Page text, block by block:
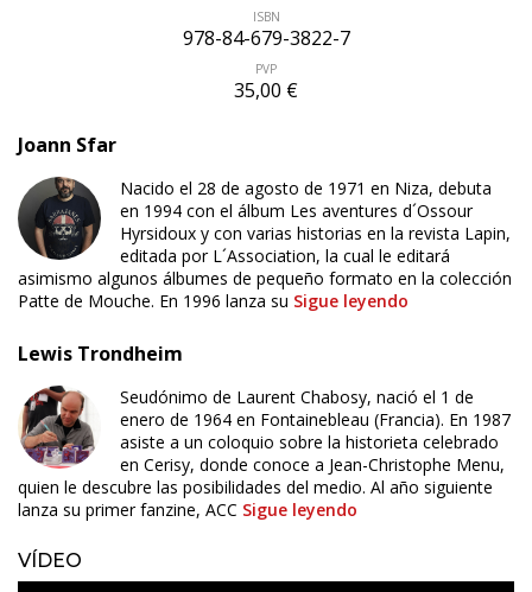
ISBN
978-84-679-3822-7
PVP
35,00 €
Joann Sfar
Nacido el 28 de agosto de 1971 en Niza, debuta
en 1994 con el álbum Les aventures d´Ossour
Hyrsidoux y con varias historias en la revista Lapin,
editada por L´Association, la cual le editará
asimismo algunos álbumes de pequeño formato en la colección
Patte de Mouche. En 1996 lanza su Sigue leyendo
Lewis Trondheim
Seudónimo de Laurent Chabosy, nació el 1 de
enero de 1964 en Fontainebleau (Francia). En 1987
asiste a un coloquio sobre la historieta celebrado
en Cerisy, donde conoce a Jean-Christophe Menu,
quien le descubre las posibilidades del medio. Al año siguiente
lanza su primer fanzine, ACC Sigue leyendo
VÍDEO